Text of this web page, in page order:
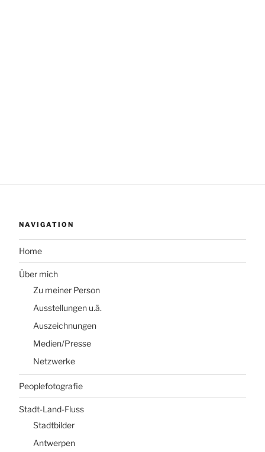
NAVIGATION
Home
Über mich
Zu meiner Person
Ausstellungen u.ä.
Auszeichnungen
Medien/Presse
Netzwerke
Peoplefotografie
Stadt-Land-Fluss
Stadtbilder
Antwerpen